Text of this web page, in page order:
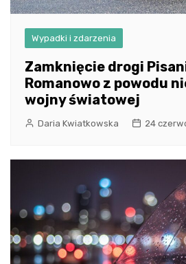
Wypadki i zdarzenia
Zamknięcie drogi
Romanowo z powodu
wojny światowej
Daria Kwiatkowska 24